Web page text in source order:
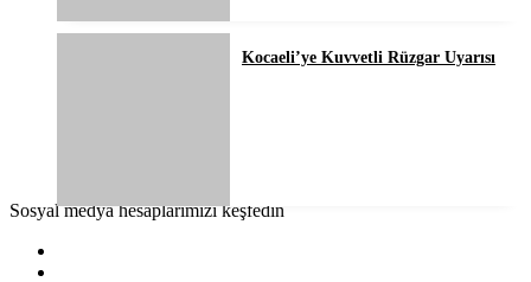
Kocaeli’ye Kuvvetli Rüzgar Uyarısı
Sosyal medya hesaplarımızı keşfedin